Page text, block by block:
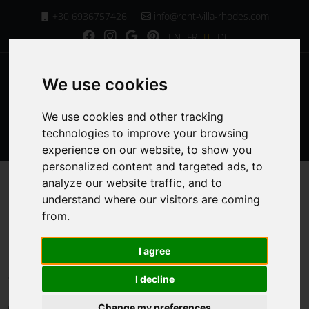
+30 6936757426
info@rent-villa-rhodes.com
EN FR IT DE
MENU
Homepage
Le nostre camere a Villa Chrysa Rodi
Secondo salotto
Secondo salotto
Savvas Dimitropoulos, Ospite della villa e
We use cookies
We use cookies and other tracking
technologies to improve your browsing
experience on our website, to show you
personalized content and targeted ads, to
analyze our website traffic, and to
understand where our visitors are coming
from.
I agree
I decline